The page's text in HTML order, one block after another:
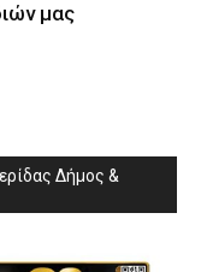
µας
Δήμος &